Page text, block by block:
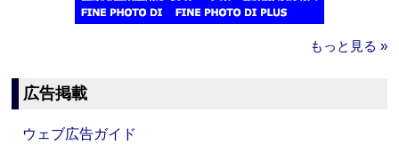
もっと見る »
広告掲載
ウェブ広告ガイド